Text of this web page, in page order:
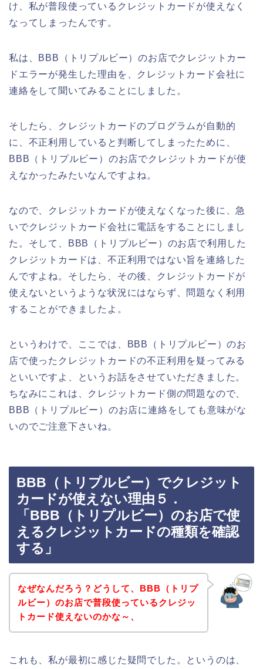
け、私が普段使っているクレジットカードが使えなく
なってしまったんです。
私は、BBB（トリプルビー）のお店でクレジットカー
ドエラーが発生した理由を、クレジットカード会社に
連絡をして聞いてみることにしました。
そしたら、クレジットカードのプログラムが自動的
に、不正利用していると判断してしまったために、
BBB（トリプルビー）のお店でクレジットカードが使
えなかったみたいなんですよね。
なので、クレジットカードが使えなくなった後に、急
いでクレジットカード会社に電話をすることにしまし
た。そして、BBB（トリプルビー）のお店で利用した
クレジットカードは、不正利用ではない旨を連絡した
んですよね。そしたら、その後、クレジットカードが
使えないというような状況にはならず、問題なく利用
することができましたよ。
というわけで、ここでは、BBB（トリプルビー）のお
店で使ったクレジットカードの不正利用を疑ってみる
といいですよ、というお話をさせていただきました。
ちなみにこれは、クレジットカード側の問題なので、
BBB（トリプルビー）のお店に連絡をしても意味がな
いのでご注意下さいね。
BBB（トリプルビー）でクレジット
カードが使えない理由５．
「BBB（トリプルビー）のお店で使
えるクレジットカードの種類を確認
する」
なぜなんだろう？どうして、BBB（トリプ
ルビー）のお店で普段使っているクレジッ
トカード使えないのかな～、
これも、私が最初に感じた疑問でした。というのは、